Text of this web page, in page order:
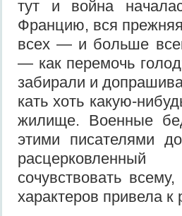
тут и война
Францию, вся
всех — и больше
— как перемочь
забирали и
кать хоть какую-
жилище. Военные
этими писателями
сочувствовать
характеров при­вела к